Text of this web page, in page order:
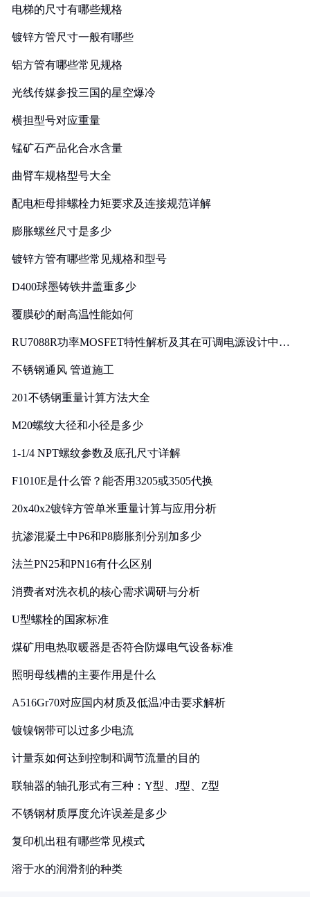
电梯的尺寸有哪些规格
镀锌方管尺寸一般有哪些
铝方管有哪些常见规格
光线传媒参投三国的星空爆冷
横担型号对应重量
锰矿石产品化合水含量
曲臂车规格型号大全
配电柜母排螺栓力矩要求及连接规范详解
膨胀螺丝尺寸是多少
镀锌方管有哪些常见规格和型号
D400球墨铸铁井盖重多少
覆膜砂的耐高温性能如何
RU7088R功率MOSFET特性解析及其在可调电源设计中的
不锈钢通风 管道施工
201不锈钢重量计算方法大全
M20螺纹大径和小径是多少
1-1/4 NPT螺纹参数及底孔尺寸详解
F1010E是什么管？能否用3205或3505代换
20x40x2镀锌方管单米重量计算与应用分析
抗渗混凝土中P6和P8膨胀剂分别加多少
法兰PN25和PN16有什么区别
消费者对洗衣机的核心需求调研与分析
U型螺栓的国家标准
煤矿用电热取暖器是否符合防爆电气设备标准
照明母线槽的主要作用是什么
A516Gr70对应国内材质及低温冲击要求解析
镀镍钢带可以过多少电流
计量泵如何达到控制和调节流量的目的
联轴器的轴孔形式有三种：Y型、J型、Z型
不锈钢材质厚度允许误差是多少
复印机出租有哪些常见模式
溶于水的润滑剂的种类